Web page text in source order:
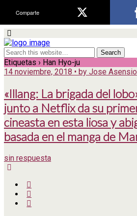
Etiquetas › Han Hyo-ju
14 noviembre, 2018 • by Jose Asensio
«Illang: La brigada del
junto a Netflix da su
cineasta en esta liosa y
basada en el manga de
sin respuesta
Comparte